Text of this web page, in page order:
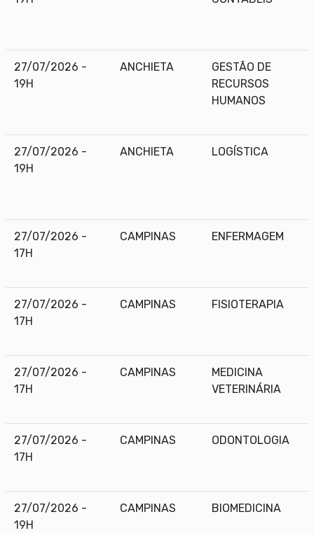
27/07/2026 -
19H
ANCHIETA
GESTÃO DE
RECURSOS
HUMANOS
27/07/2026 -
19H
ANCHIETA LOGÍSTICA
27/07/2026 -
17H
CAMPINAS ENFERMAGEM
27/07/2026 -
17H
CAMPINAS FISIOTERAPIA
27/07/2026 -
17H
CAMPINAS
MEDICINA
VETERINÁRIA
27/07/2026 -
17H
CAMPINAS ODONTOLOGIA
27/07/2026 -
19H
CAMPINAS BIOMEDICINA